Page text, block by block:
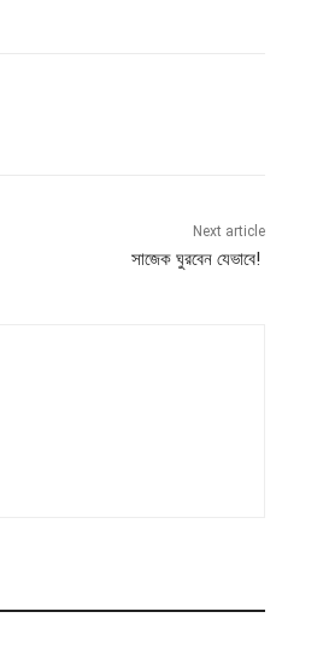
Next article
সাজেক ঘুরবেন যেভাবে!